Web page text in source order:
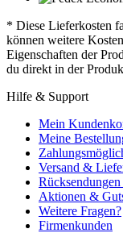
* Diese Lieferkosten
können weitere
Eigenschaften der
du direkt in der
Hilfe & Support
Mein
Meine
Versand &
Aktionen &
Weitere Fragen?
Firmenkunden